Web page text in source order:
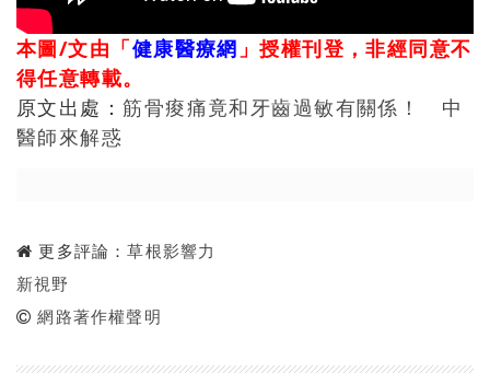
本圖/文由「健康醫療網 」授權刊登，非經同意不
得任意轉載。
原文出處：筋骨痠痛竟和牙齒過敏有關係！ 中
醫師來解惑
更多評論：草根影響力
新視野
網路著作權聲明